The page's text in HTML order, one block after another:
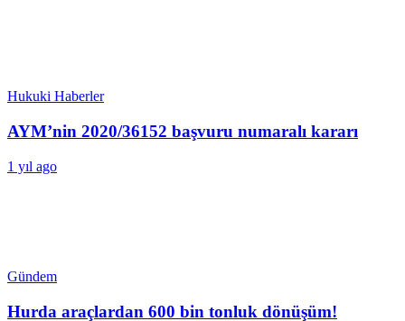
Hukuki Haberler
AYM’nin 2020/36152 başvuru numaralı kararı
1 yıl ago
Gündem
Hurda araçlardan 600 bin tonluk dönüşüm!